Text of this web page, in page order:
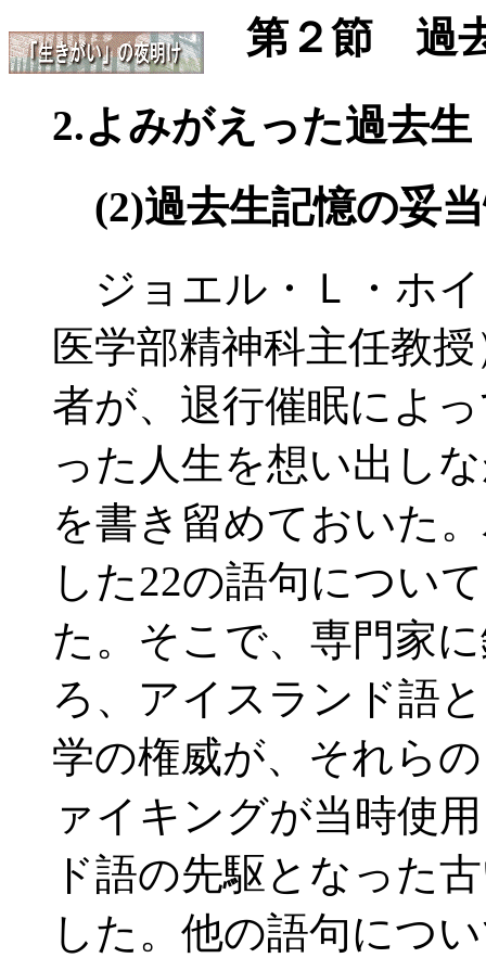
第２節 過
2.よみがえった過去生
(2)過去生記憶の妥
ジョエル・Ｌ・ホ
医学部精神科主任教
者が、退行催眠によ
った人生を想い出し
を書き留めておいた
した22の語句につい
た。そこで、専門家
ろ、アイスランド語
学の権威が、それら
ァイキングが当時使
ド語の先駆となった
した。他の語句につ